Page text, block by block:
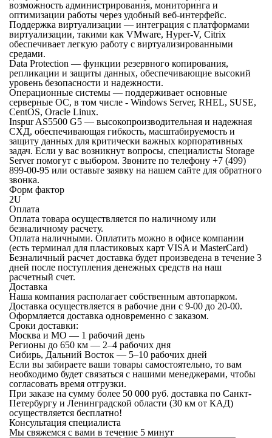
возможность администрирования, мониторинга и
оптимизации работы через удобный веб-интерфейс.
Поддержка виртуализации — интеграция с платформами
виртуализации, такими как VMware, Hyper-V, Citrix
обеспечивает легкую работу с виртуализированными
средами.
Data Protection — функции резервного копирования,
репликации и защиты данных, обеспечивающие высокий
уровень безопасности и надежности.
Операционные системы — поддерживает основные
серверные ОС, в том числе - Windows Server, RHEL, SUSE,
CentOS, Oracle Linux.
Inspur AS5500 G5 — высокопроизводительная и надежная
СХД, обеспечивающая гибкость, масштабируемость и
защиту данных для критически важных корпоративных
задач. Если у вас возникнут вопросы, специалисты Storage
Server помогут с выбором. Звоните по телефону +7 (499)
899-00-95 или оставьте заявку на нашем сайте для обратного
звонка.
Форм фактор
2U
Оплата
Оплата товара осуществляется по наличному или
безналичному расчету.
Оплата наличными. Оплатить можно в офисе компании
(есть терминал для пластиковых карт VISA и MasterCard)
Безналичный расчет доставка будет произведена в течение 3
дней после поступления денежных средств на наш
расчетный счет.
Доставка
Наша компания располагает собственным автопарком.
Доставка осуществляется в рабочие дни с 9-00 до 20-00.
Оформляется доставка одновременно с заказом.
Сроки доставки:
Москва и МО — 1 рабочий день
Регионы до 650 км — 2–4 рабочих дня
Сибирь, Дальний Восток — 5–10 рабочих дней
Если вы забираете ваши товары самостоятельно, то вам
необходимо будет связаться с нашими менеджерами, чтобы
согласовать время отгрузки.
При заказе на сумму более 50 000 руб. доставка по Санкт-
Петербургу и Ленинградской области (30 км от КАД)
осуществляется бесплатно!
Консультация специалиста
Мы свяжемся с вами в течение 5 минут